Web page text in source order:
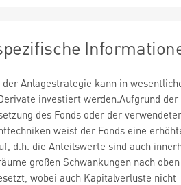
der Anlagestrategie kann in
investiert werden.Aufgrund der
des Fonds oder der
weist der Fonds eine
d.h. die Anteilswerte sind auch
großen Schwankungen nach
wobei auch Kapitalverluste nicht